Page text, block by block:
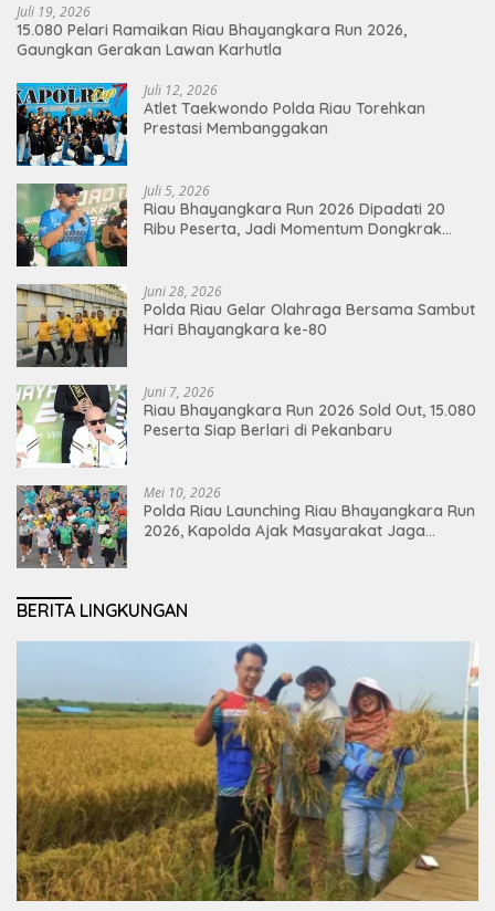
Juli 19, 2026
15.080 Pelari Ramaikan Riau Bhayangkara Run 2026,
Gaungkan Gerakan Lawan Karhutla
Juli 12, 2026
Atlet Taekwondo Polda Riau Torehkan
Prestasi Membanggakan
Juli 5, 2026
Riau Bhayangkara Run 2026 Dipadati 20
Ribu Peserta, Jadi Momentum Dongkrak
Juni 28, 2026
Polda Riau Gelar Olahraga Bersama Sambut
Hari Bhayangkara ke-80
Juni 7, 2026
Riau Bhayangkara Run 2026 Sold Out, 15.080
Peserta Siap Berlari di Pekanbaru
Mei 10, 2026
Polda Riau Launching Riau Bhayangkara Run
2026, Kapolda Ajak Masyarakat Jaga
BERITA LINGKUNGAN